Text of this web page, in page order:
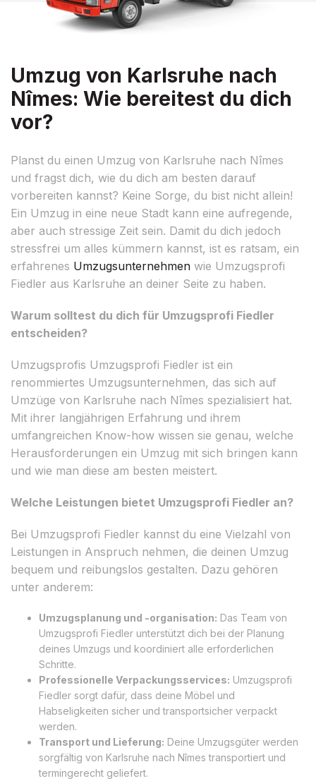
Umzug von Karlsruhe nach
Nîmes: Wie bereitest du dich
vor?
Planst du einen Umzug von Karlsruhe nach Nîmes
und fragst dich, wie du dich am besten darauf
vorbereiten kannst? Keine Sorge, du bist nicht allein!
Ein Umzug in eine neue Stadt kann eine aufregende,
aber auch stressige Zeit sein. Damit du dich jedoch
stressfrei um alles kümmern kannst, ist es ratsam, ein
erfahrenes Umzugsunternehmen wie Umzugsprofi
Fiedler aus Karlsruhe an deiner Seite zu haben.
Warum solltest du dich für Umzugsprofi Fiedler
entscheiden?
Umzugsprofis Umzugsprofi Fiedler ist ein
renommiertes Umzugsunternehmen, das sich auf
Umzüge von Karlsruhe nach Nîmes spezialisiert hat.
Mit ihrer langjährigen Erfahrung und ihrem
umfangreichen Know-how wissen sie genau, welche
Herausforderungen ein Umzug mit sich bringen kann
und wie man diese am besten meistert.
Welche Leistungen bietet Umzugsprofi Fiedler an?
Bei Umzugsprofi Fiedler kannst du eine Vielzahl von
Leistungen in Anspruch nehmen, die deinen Umzug
bequem und reibungslos gestalten. Dazu gehören
unter anderem:
Umzugsplanung und -organisation: Das Team von
Umzugsprofi Fiedler unterstützt dich bei der Planung
deines Umzugs und koordiniert alle erforderlichen
Schritte.
Professionelle Verpackungsservices: Umzugsprofi
Fiedler sorgt dafür, dass deine Möbel und
Habseligkeiten sicher und transportsicher verpackt
werden.
Transport und Lieferung: Deine Umzugsgüter werden
sorgfältig von Karlsruhe nach Nîmes transportiert und
termingerecht geliefert.